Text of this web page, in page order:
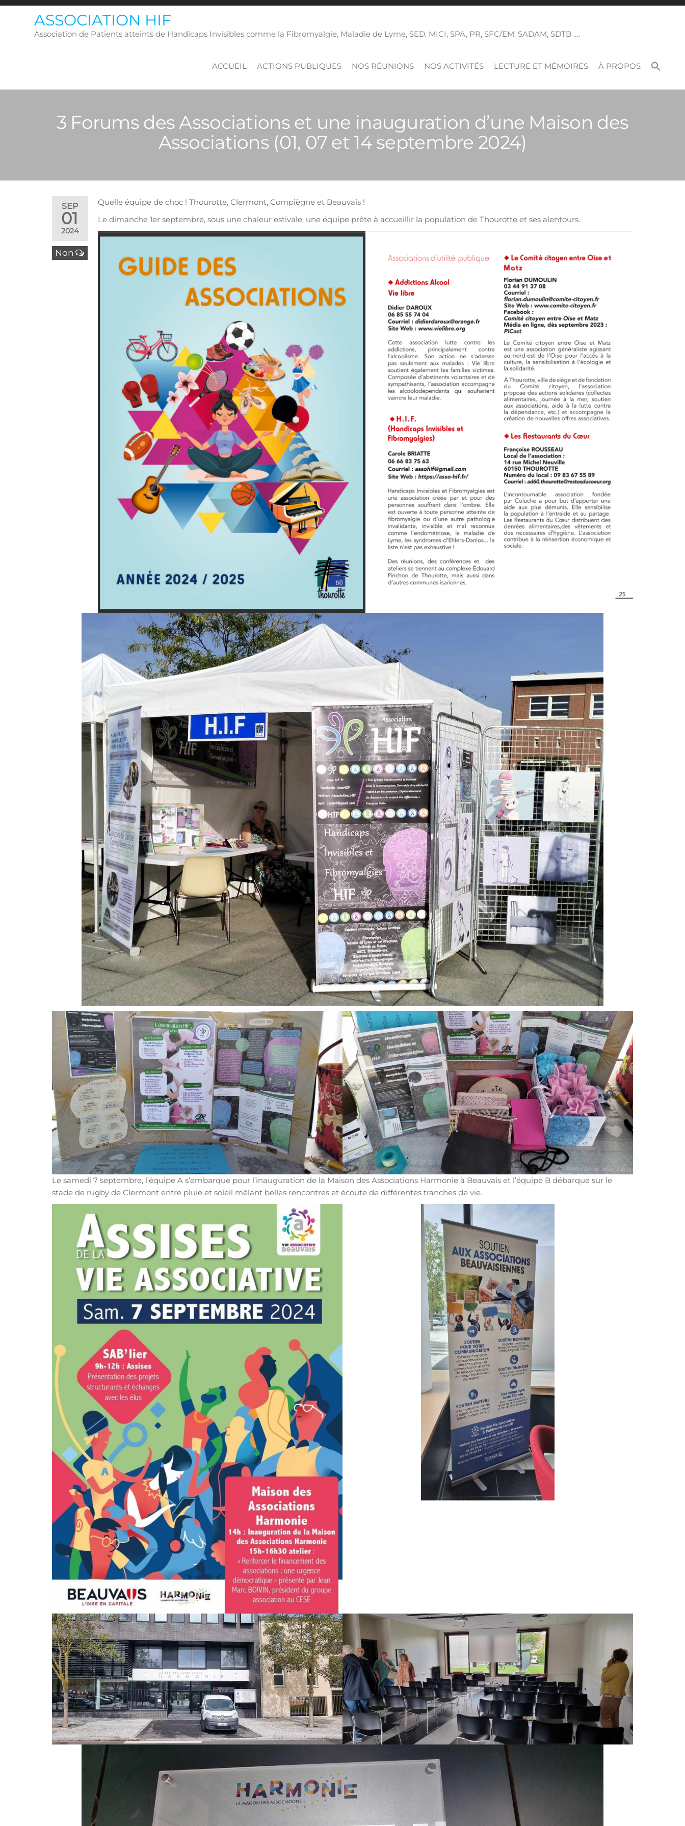
Skip
ASSOCIATION HIF
Association de Patients atteints de Handicaps Invisibles comme la Fibromyalgie, Maladie de Lyme, SED, MICI, SPA, PR, SFC/EM, SADAM, SDTB ….
ACCUEIL ACTIONS PUBLIQUES NOS RÉUNIONS NOS ACTIVITÉS LECTURE ET MÉMOIRES À PROPOS
3 Forums des Associations et une inauguration d’une Maison des
Associations (01, 07 et 14 septembre 2024)
SEP
01
2024
Non
Quelle équipe de choc ! Thourotte, Clermont, Compiègne et Beauvais !
Le dimanche 1er septembre, sous une chaleur estivale, une équipe prête à accueillir la population de Thourotte et ses alentours.
Le samedi 7 septembre, l’équipe A s’embarque pour l’inauguration de la Maison des Associations Harmonie à Beauvais et l’équipe B débarque sur le
stade de rugby de Clermont entre pluie et soleil mêlant belles rencontres et écoute de différentes tranches de vie.